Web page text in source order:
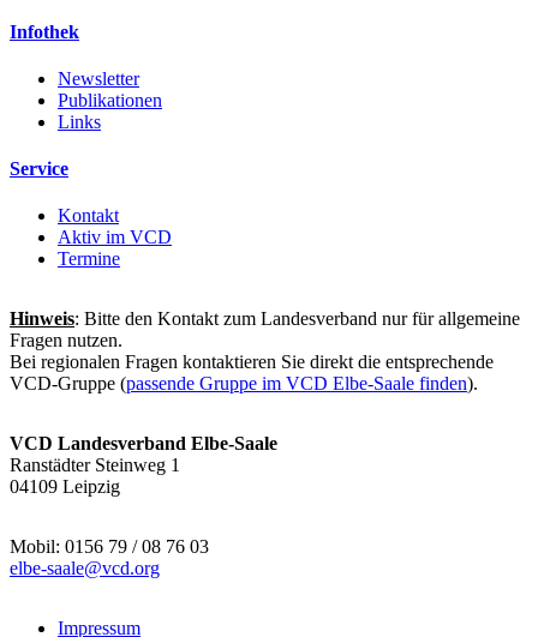
Infothek
Newsletter
Publikationen
Links
Service
Kontakt
Aktiv im VCD
Termine
Hinweis: Bitte den Kontakt zum Landesverband nur für allgemeine
Fragen nutzen.
Bei regionalen Fragen kontaktieren Sie direkt die entsprechende
VCD-Gruppe (passende Gruppe im VCD Elbe-Saale finden).
VCD Landesverband Elbe-Saale
Ranstädter Steinweg 1
04109 Leipzig
Mobil: 0156 79 / 08 76 03
elbe-saale@vcd.org
Impressum